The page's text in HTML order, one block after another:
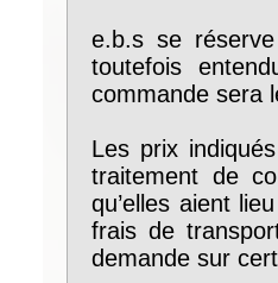
e.b.s se
toutefois
commande sera
Les prix
traitement de
qu’elles aient
frais de
demande sur